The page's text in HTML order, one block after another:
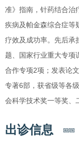
准》指南，针药结合治
疾病及帕金森综合症等
疗效及成功率。先后承
题、国家行业重大专项
合作专项2项；发表论
专著6部，获省级等各
会科学技术奖一等奖、
出诊信息